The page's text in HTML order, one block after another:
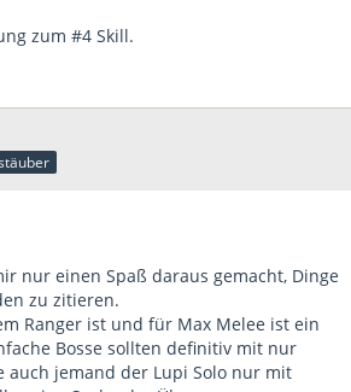
zum #4 Skill.
nur einen Spaß daraus gemacht, Dinge
zu zitieren.
Ranger ist und für Max Melee ist ein
Bosse sollten definitiv mit nur
auch jemand der Lupi Solo nur mit